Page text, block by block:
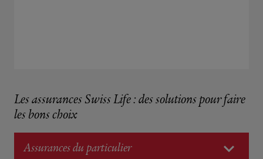
Les assurances Swiss Life : des solutions pour faire
les bons choix
Assurances du particulier